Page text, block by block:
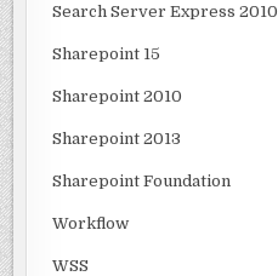
Search Server Express 2010
Sharepoint 15
Sharepoint 2010
Sharepoint 2013
Sharepoint Foundation
Workflow
WSS